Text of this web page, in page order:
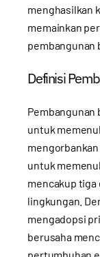
menghasilkan
memainkan
pembangunan
Definisi
Pembangunan
untuk
untuk
mencakup tiga
lingkungan.
mengadopsi
berusaha